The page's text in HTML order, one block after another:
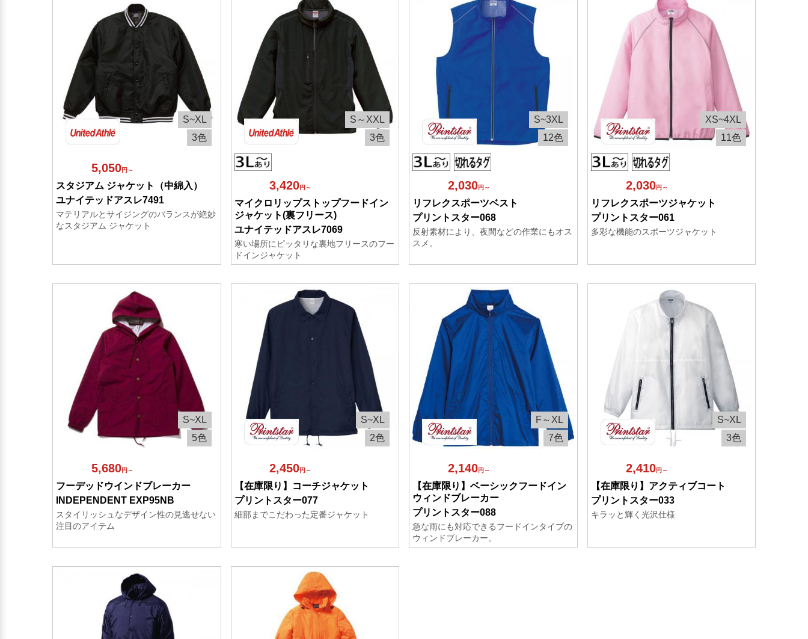
3色
S~XL
5,050円～
スタジアム ジャケット（中綿入）
ユナイテッドアスレ7491
マテリアルとサイジングのバランスが絶妙
なスタジアム ジャケット
3色
S～XXL
3,420円～
マイクロリップストップフードイン
ジャケット(裏フリース)
ユナイテッドアスレ7069
寒い場所にピッタリな裏地フリースのフー
ドインジャケット
12色
S~3XL
2,030円～
リフレクスポーツベスト
プリントスター068
反射素材により、夜間などの作業にもオス
スメ。
11色
XS~4XL
2,030円～
リフレクスポーツジャケット
プリントスター061
多彩な機能のスポーツジャケット
5色
S~XL
5,680円～
フーデッドウインドブレーカー
INDEPENDENT EXP95NB
スタイリッシュなデザイン性の見逃せない
注目のアイテム
2色
S~XL
2,450円～
【在庫限り】コーチジャケット
プリントスター077
細部までこだわった定番ジャケット
7色
F～XL
2,140円～
【在庫限り】ベーシックフードイン
ウィンドブレーカー
プリントスター088
急な雨にも対応できるフードインタイプの
ウィンドブレーカー。
3色
S~XL
2,410円～
【在庫限り】アクティブコート
プリントスター033
キラッと輝く光沢仕様